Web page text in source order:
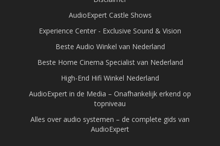
AudioExpert Castle Shows
Experience Center - Exclusive Sound & Vision
Beste Audio Winkel van Nederland
Beste Home Cinema Specialist van Nederland
High-End Hifi Winkel Nederland
AudioExpert in de Media – Onafhankelijk erkend op
topniveau
Alles over audio systemen – de complete gids van
AudioExpert